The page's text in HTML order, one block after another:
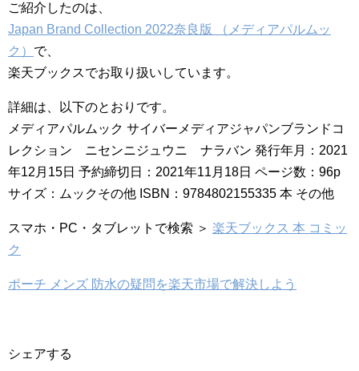
ご紹介したのは、
Japan Brand Collection 2022奈良版 （メディアパルムッ
ク） で、
楽天ブックスでお取り扱いしています。
詳細は、以下のとおりです。
メディアパルムック サイバーメディアジャパンブランドコ
レクション ニセンニジュウニ ナラバン 発行年月：2021
年12月15日 予約締切日：2021年11月18日 ページ数：96p
サイズ：ムックその他 ISBN：9784802155335 本 その他
スマホ・PC・タブレットで検索 ＞ 楽天ブックス 本 コミッ
ク
ポーチ メンズ 防水の疑問を楽天市場で解決しよう
シェアする